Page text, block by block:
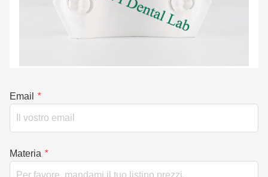
Email *
Materia *